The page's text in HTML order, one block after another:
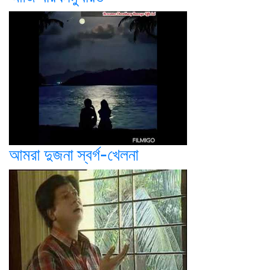
আমরা দুজনা স্বর্গ-খেলনা